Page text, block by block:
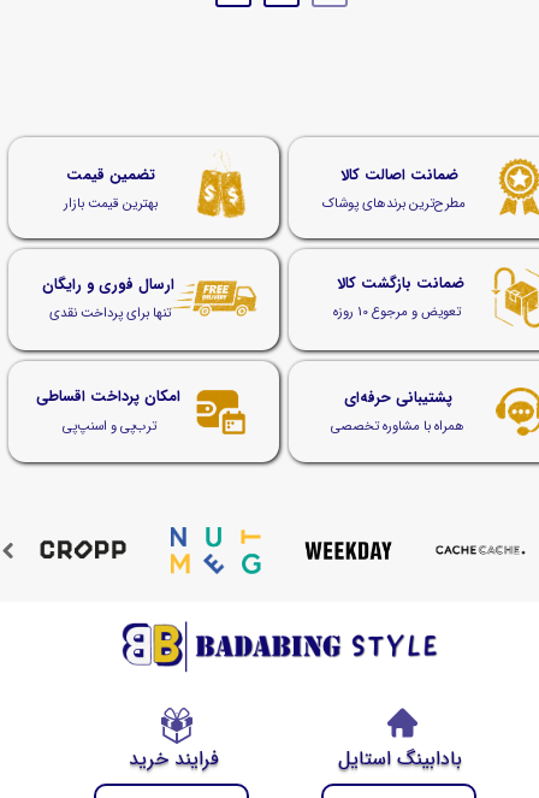
ضمانت اصالت کالا
مطرح‌ترین برندهای پوشاک
تعویض و مرجوع 10 روزه
ضمانت بازگشت کالا
ترب‌پی و اسنپ‌پی
امکان پرداخت اقساطی
ارسال فوری و رایگان
تنها برای پرداخت نقدی
تضمین قیمت
بهترین قیمت بازار
پشتیبانی حرفه‌ای
همراه با مشاوره تخصصی
فرایند خرید بادابینگ استایل